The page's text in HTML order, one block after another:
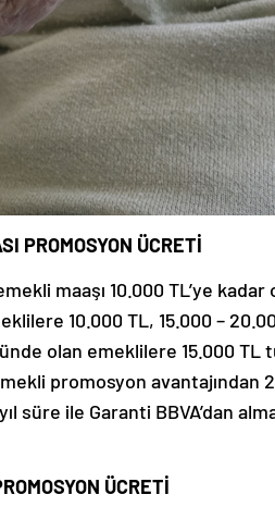
PROMOSYON ÜCRETİ
maaşı 10.000 TL’ye
10.000 TL, 15.000 –
olan emeklilere 15.000 TL
promosyon avantajından
yıl süre ile Garanti BBVA’dan
ÜCRETİ